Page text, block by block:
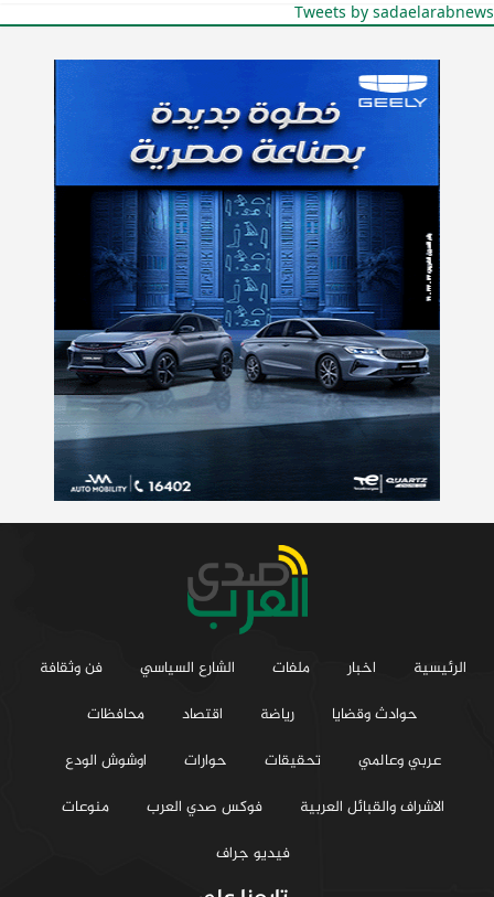
Tweets by sadaelarabnews
الرئيسية اخبار ملفات الشارع السياسي
فن وثقافة
حوادث وقضايا
رياضة اقتصاد
محافظات
عربي وعالمي
تحقيقات حوارات
اوشوش الودع
الاشراف والقبائل العربية
فوكس صدي العرب
منوعات
فيديو جراف